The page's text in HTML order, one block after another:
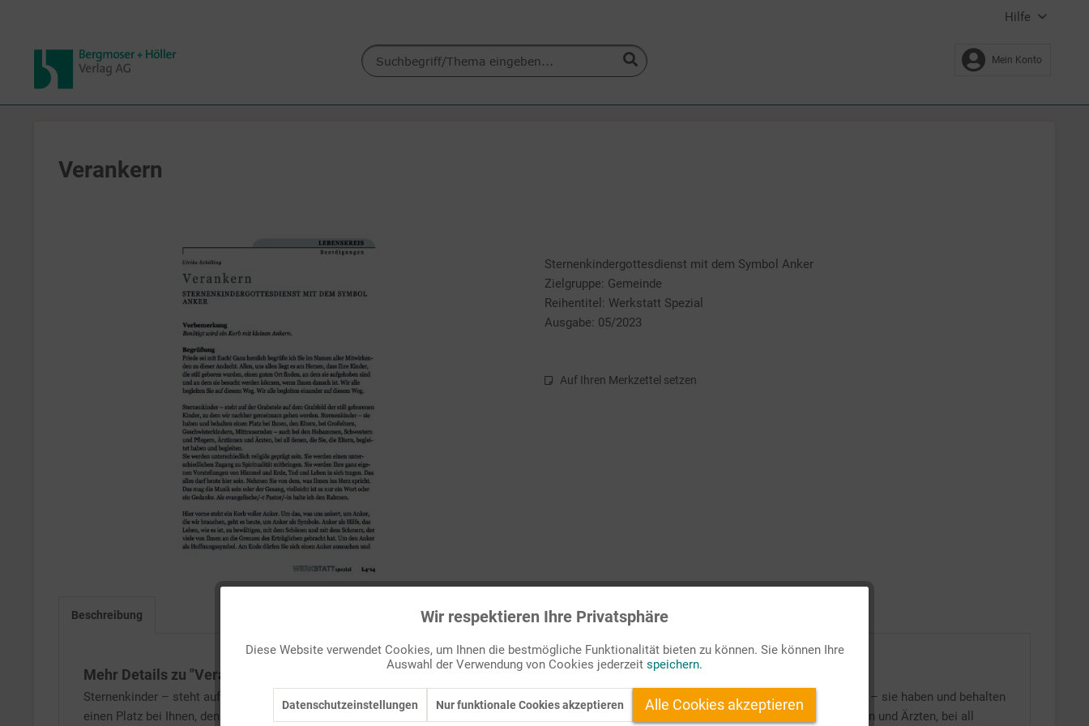
Hilfe
Mein Konto
Verankern
Sternenkindergottesdienst mit dem Symbol Anker
Zielgruppe: Gemeinde
Reihentitel: Werkstatt Spezial
Ausgabe: 05/2023
Auf Ihren Merkzettel setzen
Beschreibung
Mehr Details zu "Verankern"
Sternenkinder – steht auf der Grabstele auf dem Grabfeld der still geborenen Kinder, zu dem wir nachher gemeinsam gehen werden. Sternenkinder – sie haben und behalten
einen Platz bei Ihnen, den Eltern, bei Großeltern, Geschwisterkindern, Mittrauernden – auch bei den Hebammen, Schwestern und Pflegern, Ärztinnen und Ärzten, bei all
Inaktiv
Wir respektieren Ihre Privatsphäre
Diese Website verwendet Cookies, um Ihnen die bestmögliche Funktionalität bieten zu können. Sie können Ihre
Auswahl der Verwendung von Cookies jederzeit speichern.
Datenschutzeinstellungen Nur funktionale Cookies akzeptieren Alle Cookies akzeptieren